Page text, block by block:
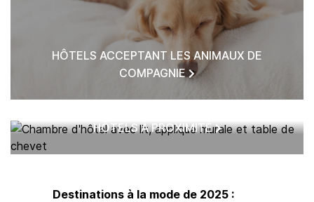
HÔTELS ACCEPTANT LES ANIMAUX DE
COMPAGNIE
HÔTELS À PROXIMITÉ
Destinations à la mode de 2025 :